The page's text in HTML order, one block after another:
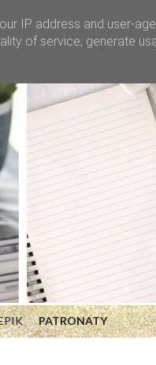
PATRONATY
IP address and user-
of service, generate